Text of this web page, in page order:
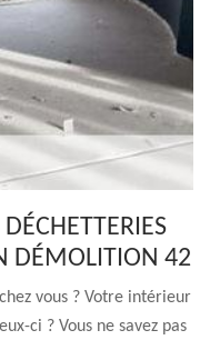
DÉMOLITION 42
vous ? Votre intérieur
ci ? Vous ne savez pas